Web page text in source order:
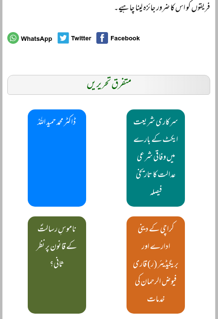
فریقوں کو اس کا ضرور جائزہ لینا چاہیے۔
متفرق تحریریں
سرکاری شریعت
ایکٹ کے بارے
میں وفاقی شرعی
عدالت کا تاریخی
فیصلہ
ڈاکٹر محمد حمید اللہؒ
کراچی کے دینی
ادارے اور
بریگیڈیئر (ر) قاری
فیوض الرحمان کی
خدمات
ناموسِ رسالتؐ
کے قانون پر نظر
ثانی؟